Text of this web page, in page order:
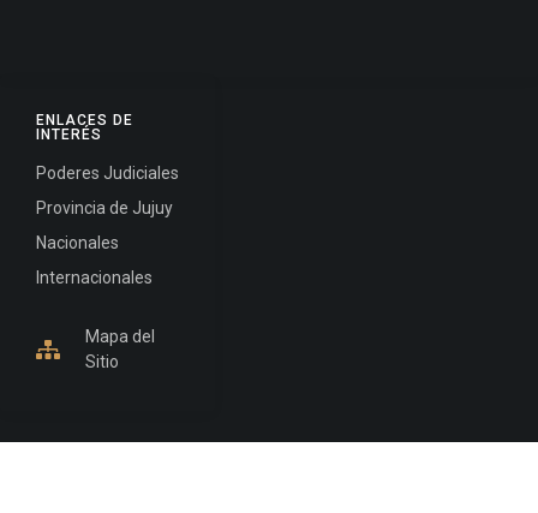
ENLACES DE
INTERÉS
Poderes Judiciales
Provincia de Jujuy
Nacionales
Internacionales
Mapa del
Sitio